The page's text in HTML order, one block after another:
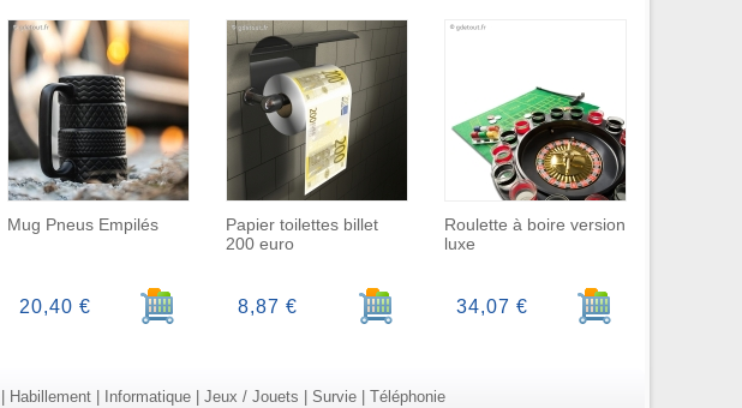
panier
Mug Pneus Empilés
Ajouter au panier
20,40 €
Papier toilettes billet
200 euro
Ajouter au panier
8,87 €
Roulette à boire version
luxe
Ajouter au panier
34,07 €
Habillement| Informatique| Jeux / Jouets Survie| Téléphonie